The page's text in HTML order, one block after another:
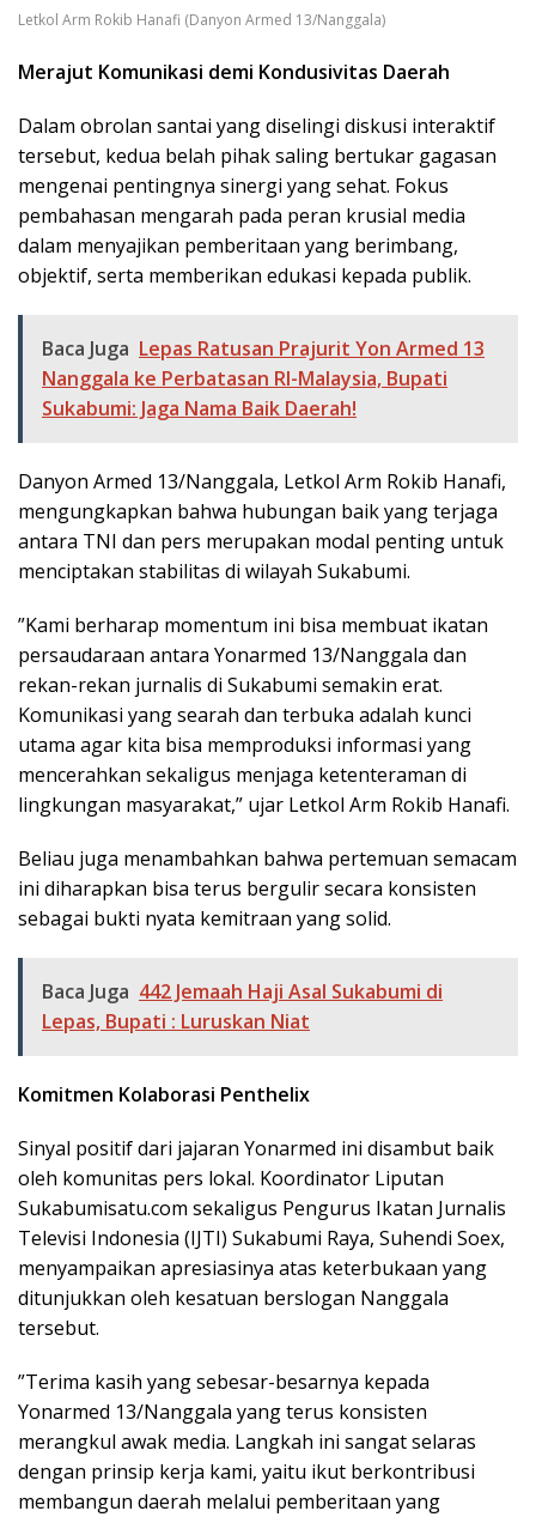
Letkol Arm Rokib Hanafi (Danyon Armed 13/Nanggala)
Merajut Komunikasi demi Kondusivitas Daerah
​Dalam obrolan santai yang diselingi diskusi interaktif
tersebut, kedua belah pihak saling bertukar gagasan
mengenai pentingnya sinergi yang sehat. Fokus
pembahasan mengarah pada peran krusial media
dalam menyajikan pemberitaan yang berimbang,
objektif, serta memberikan edukasi kepada publik.
Baca Juga Lepas Ratusan Prajurit Yon Armed 13
Nanggala ke Perbatasan RI-Malaysia, Bupati
Sukabumi: Jaga Nama Baik Daerah!
​Danyon Armed 13/Nanggala, Letkol Arm Rokib Hanafi,
mengungkapkan bahwa hubungan baik yang terjaga
antara TNI dan pers merupakan modal penting untuk
menciptakan stabilitas di wilayah Sukabumi.
​”Kami berharap momentum ini bisa membuat ikatan
persaudaraan antara Yonarmed 13/Nanggala dan
rekan-rekan jurnalis di Sukabumi semakin erat.
Komunikasi yang searah dan terbuka adalah kunci
utama agar kita bisa memproduksi informasi yang
mencerahkan sekaligus menjaga ketenteraman di
lingkungan masyarakat,” ujar Letkol Arm Rokib Hanafi.
​Beliau juga menambahkan bahwa pertemuan semacam
ini diharapkan bisa terus bergulir secara konsisten
sebagai bukti nyata kemitraan yang solid.
Baca Juga 442 Jemaah Haji Asal Sukabumi di
Lepas, Bupati : Luruskan Niat
Komitmen Kolaborasi Penthelix
​Sinyal positif dari jajaran Yonarmed ini disambut baik
oleh komunitas pers lokal. Koordinator Liputan
Sukabumisatu.com sekaligus Pengurus Ikatan Jurnalis
Televisi Indonesia (IJTI) Sukabumi Raya, Suhendi Soex,
menyampaikan apresiasinya atas keterbukaan yang
ditunjukkan oleh kesatuan berslogan Nanggala
tersebut.
​”Terima kasih yang sebesar-besarnya kepada
Yonarmed 13/Nanggala yang terus konsisten
merangkul awak media. Langkah ini sangat selaras
dengan prinsip kerja kami, yaitu ikut berkontribusi
membangun daerah melalui pemberitaan yang